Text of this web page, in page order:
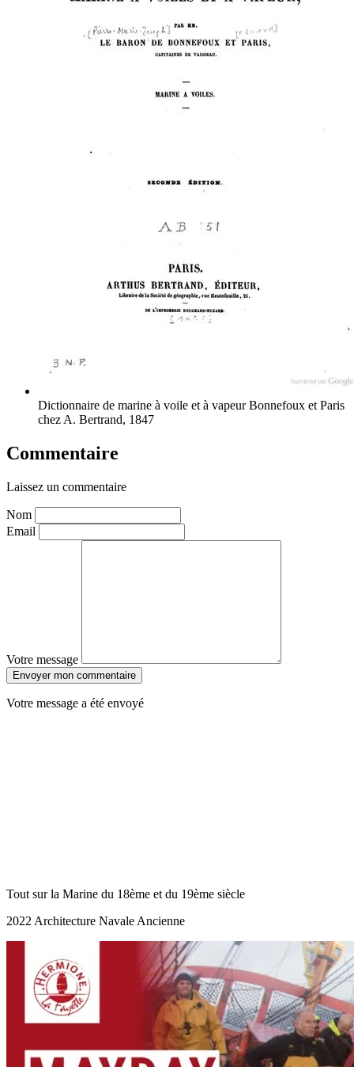
Dictionnaire de marine à voile et à vapeurBonnefoux et Paris
chez A. Bertrand, 1847
Commentaire
Laissez un commentaire
Nom
Email
Votre message
Envoyer mon commentaire
Votre message a été envoyé
Tout sur la Marine du 18ème et du 19ème siècle
2022 Architecture Navale Ancienne